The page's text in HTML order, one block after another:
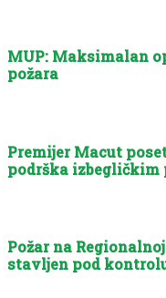
MUP: Maksimalan
požara
Premijer Macut
podrška izbegličkim
Požar na
stavljen pod